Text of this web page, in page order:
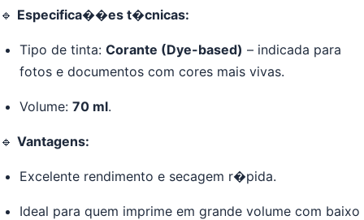
🔹 Especifica��es t�cnicas:
Tipo de tinta: Corante (Dye-based) – indicada para
fotos e documentos com cores mais vivas.
Volume: 70 ml.
🔹 Vantagens:
Excelente rendimento e secagem r�pida.
Ideal para quem imprime em grande volume com baixo